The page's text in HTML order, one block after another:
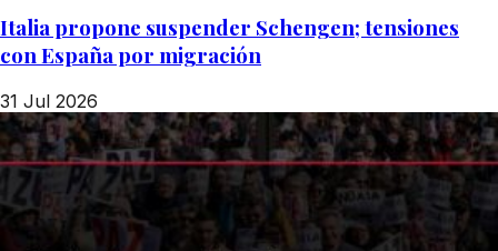
Italia propone suspender Schengen; tensiones
con España por migración
31 Jul 2026